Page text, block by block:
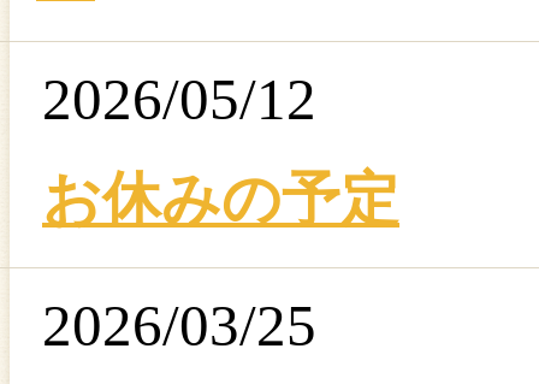
2026/05/12
お休みの予定
2026/03/25